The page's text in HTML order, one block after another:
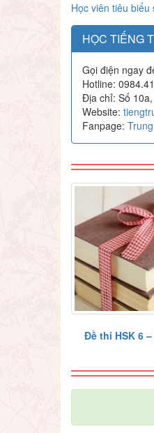
Học viên tiêu
HỌC TIẾNG
Gọi điện ngay
Hotline:
Địa chỉ: Số
Website:
Fanpage:
Đề thi HSK 6 –